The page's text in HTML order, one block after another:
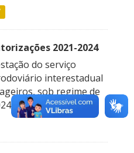
2021-2024
do serviço
interestadual
sob regime de